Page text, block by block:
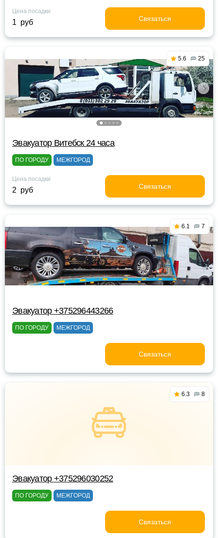
Цена посадки
1 руб Связаться
5.6 25
Эвакуатор Витебск 24 часа
ПО ГОРОДУ МЕЖГОРОД
Цена посадки
2 руб Связаться
6.1 7
Эвакуатор +375296443266
ПО ГОРОДУ МЕЖГОРОД
Связаться
6.3 8
Эвакуатор +375296030252
ПО ГОРОДУ МЕЖГОРОД
Связаться